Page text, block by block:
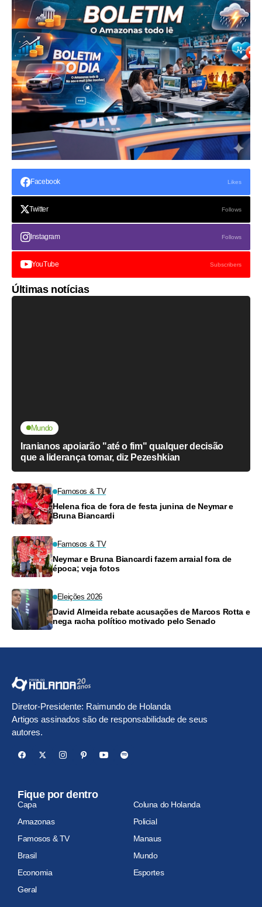
Facebook Likes
Twitter Follows
Instagram Follows
YouTube Subscribers
Últimas notícias
Mundo
Iranianos apoiarão "até o fim" qualquer decisão
que a liderança tomar, diz Pezeshkian
Famosos & TV
Helena fica de fora de festa junina de Neymar e
Bruna Biancardi
Famosos & TV
Neymar e Bruna Biancardi fazem arraial fora de
época; veja fotos
Eleições 2026
David Almeida rebate acusações de Marcos Rotta e
nega racha político motivado pelo Senado
Diretor-Presidente: Raimundo de Holanda
Artigos assinados são de responsabilidade de seus
autores.
Fique por dentro
Capa
Coluna do Holanda
Amazonas
Policial
Famosos & TV
Manaus
Brasil
Mundo
Economia
Esportes
Geral